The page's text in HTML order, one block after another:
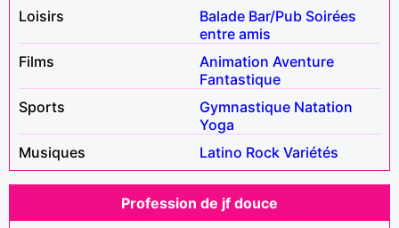
Loisirs
Balade Bar/Pub Soirées
entre amis
Films
Animation Aventure
Fantastique
Sports
Gymnastique Natation
Yoga
Musiques
Latino Rock Variétés
Profession de jf douce